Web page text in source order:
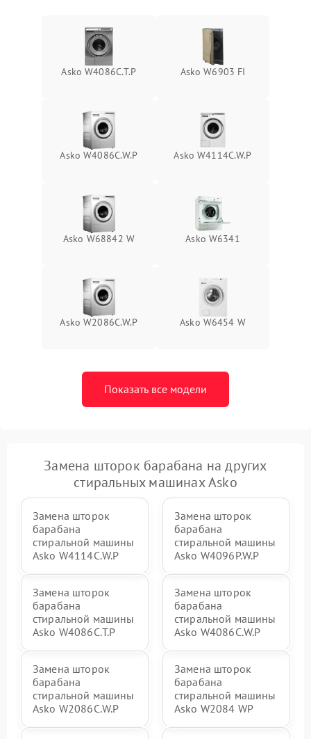
Asko W4086C.T.P Asko W6903 FI
Asko W4086C.W.P Asko W4114C.W.P
Asko W68842 W Asko W6341
Asko W2086C.W.P Asko W6454 W
Показать все модели
Замена шторок барабана на других
стиральных машинах Asko
Замена шторок
барабана
стиральной машины
Asko W4114C.W.P
Замена шторок
барабана
стиральной машины
Asko W4096P.W.P
Замена шторок
барабана
стиральной машины
Asko W4086C.T.P
Замена шторок
барабана
стиральной машины
Asko W4086C.W.P
Замена шторок
барабана
стиральной машины
Asko W2086C.W.P
Замена шторок
барабана
стиральной машины
Asko W2084 WP